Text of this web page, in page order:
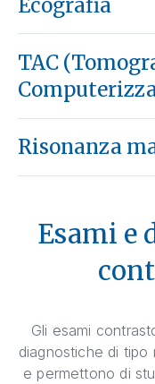
Ecografia
TAC
Risonanza
Esami e
Gli esami
diagnostiche di tipo
e permettono di